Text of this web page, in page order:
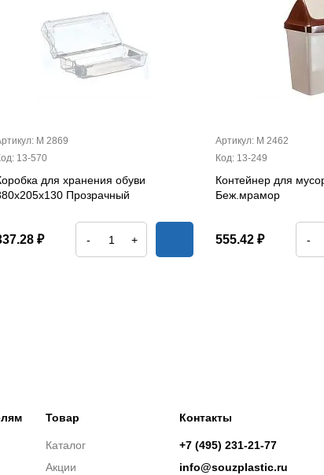
М 2869
13-570
для хранения обуви
Прозрачный
₽ - +
Артикул: М 2462
Код: 13-249
Контейнер для
Беж.мрамор
555.42 ₽ -
Товар
Каталог
Акции
Контакты
+7 (495) 231-21-77
info@souzplastic.ru